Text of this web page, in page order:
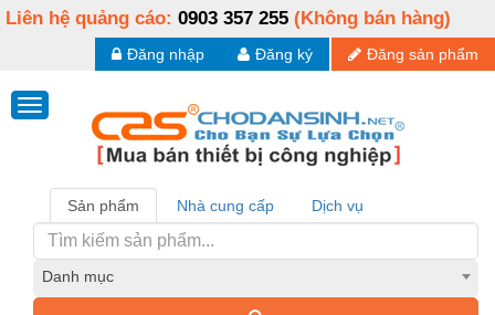
Liên hệ quảng cáo: 0903 357 255 (Không bán hàng)
Đăng sản phẩm
Đăng ký
Đăng nhập
Sản phẩm Nhà cung cấp Dịch vụ
Danh mục